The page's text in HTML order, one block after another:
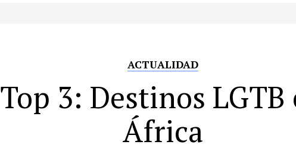
ACTUALIDAD
Top 3: Destinos LGTB
África